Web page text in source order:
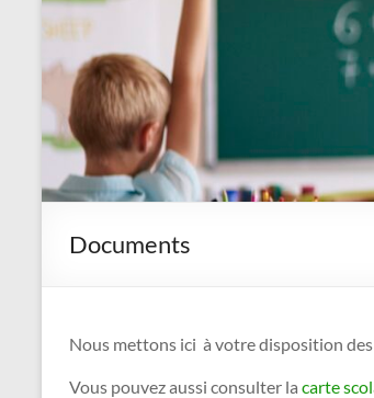
Documents
Nous mettons ici à votre disposition
Vous pouvez aussi consulter la carte